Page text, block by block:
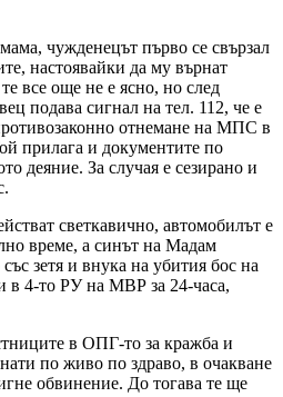
чужденецът първо се свързал
настоявайки да му върнат
все още не е ясно, но след
подава сигнал на тел. 112, че е
отнемане на МПС в
прилага и документите по
деяние. За случая е сезирано и
светкавично, автомобилът е
време, а синът на Мадам
зетя и внука на убития бос на
в 4-то РУ на МВР за 24-часа,
в ОПГ-то за кражба и
по живо по здраво, в очакване
обвинение. До тогава те ще